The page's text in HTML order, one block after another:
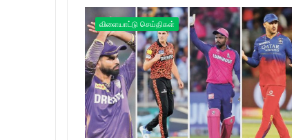
விளையாட்டு செய்திகள்